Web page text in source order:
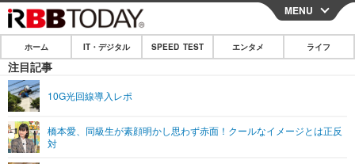
CLOSE
ホーム
IT・デジタル
SPEED TEST
エンタメ
MENU
ホーム IT・デジタル SPEED TEST エンタメ ライフ
注目記事
10G光回線導入レポ
橋本愛、同級生が素顔明かし思わず赤面！クールなイメージとは正反
対